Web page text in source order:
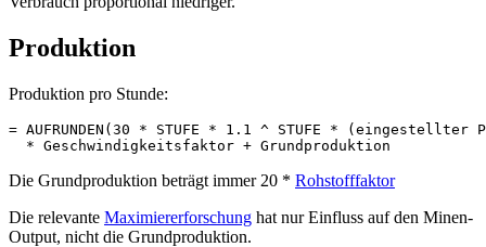
Produktion
Produktion pro Stunde:
= AUFRUNDEN(30 * STUFE * 1.1 ^ STUFE *
  * Geschwindigkeitsfaktor + Grundproduktion
Die Grundproduktion beträgt immer 20 * Rohstofffaktor
Die relevante Maximiererforschung hat nur Einfluss auf den Minen-
Output, nicht die Grundproduktion.